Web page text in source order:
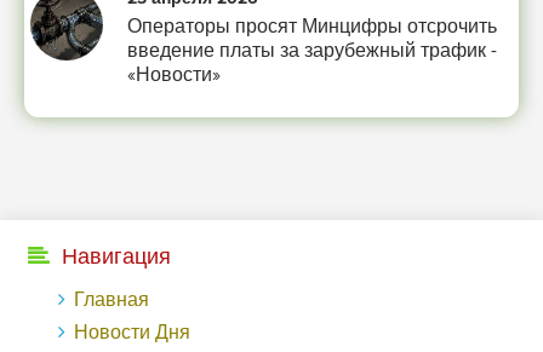
Операторы просят Минцифры отсрочить
введение платы за зарубежный трафик -
«Новости»
Навигация
Главная
Новости Дня